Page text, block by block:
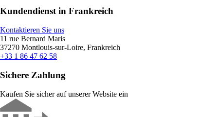
Kundendienst in Frankreich
Kontaktieren Sie uns
11 rue Bernard Maris
37270 Montlouis-sur-Loire, Frankreich
+33 1 86 47 62 58
Sichere Zahlung
Kaufen Sie sicher auf unserer Website ein